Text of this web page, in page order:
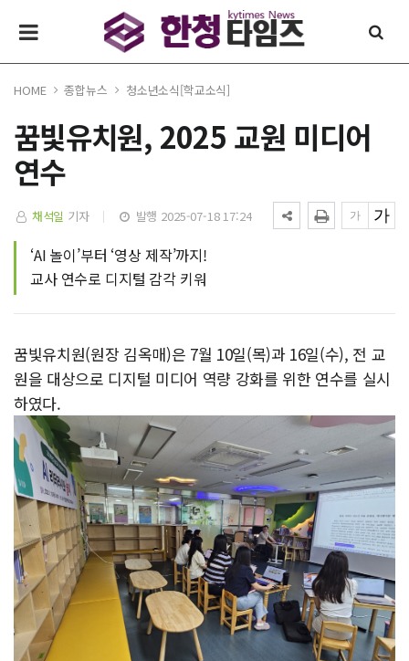
HOME 종합뉴스 청소년소식[학교소식]
꿈빛유치원, 2025 교원 미디어
연수
채석일 기자 발행 2025-07-18 17:24
‘AI 놀이’부터 ‘영상 제작’까지!
교사 연수로 디지털 감각 키워
꿈빛유치원(원장 김옥매)은 7월 10일(목)과 16일(수), 전 교
원을 대상으로 디지털 미디어 역량 강화를 위한 연수를 실시
하였다.